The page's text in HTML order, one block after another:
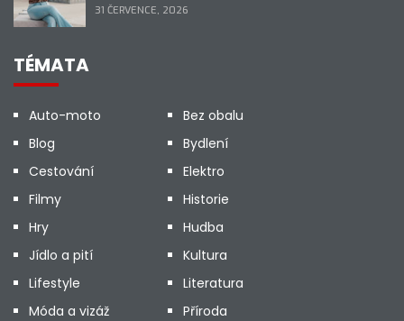
31 ČERVENCE, 2026
TÉMATA
Auto-moto
Bez obalu
Blog
Bydlení
Cestování
Elektro
Filmy
Historie
Hry
Hudba
Jídlo a pití
Kultura
Lifestyle
Literatura
Móda a vizáž
Příroda